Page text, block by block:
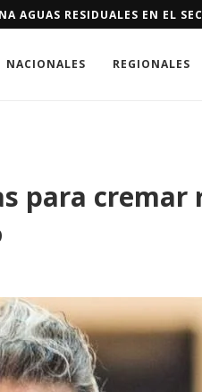
ZOE SALDAÑA Y
NACIONALES REGIONALES
para cremar